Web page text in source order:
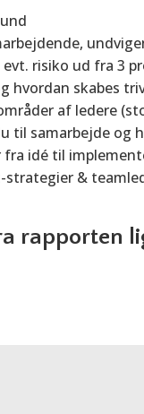
risiko ud fra 3
hvordan skabes
af ledere
til samarbejde og
fra idé til
&
rapporten